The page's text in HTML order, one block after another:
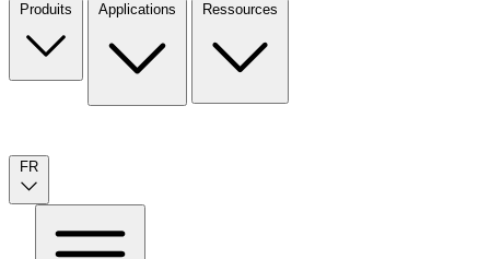
Produits
Applications Ressources
FR